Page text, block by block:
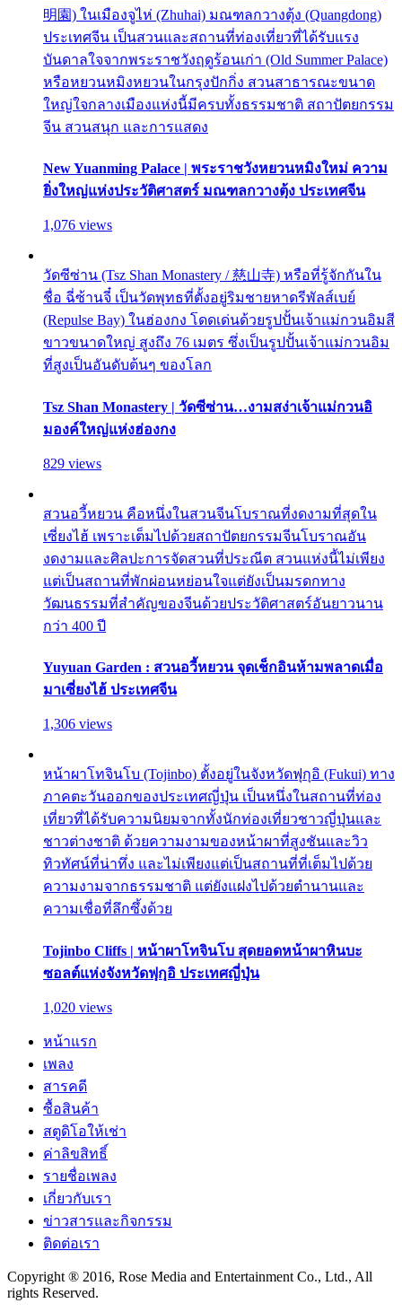
明園) ในเมืองจูไห่ (Zhuhai) มณฑลกวางตุ้ง (Quangdong)
ประเทศจีน เป็นสวนและสถานที่ท่องเที่ยวที่ได้รับแรง
บันดาลใจจากพระราชวังฤดูร้อนเก่า (Old Summer Palace)
หรือหยวนหมิงหยวนในกรุงปักกิ่ง สวนสาธารณะขนาด
ใหญ่ใจกลางเมืองแห่งนี้มีครบทั้งธรรมชาติ สถาปัตยกรรม
จีน สวนสนุก และการแสดง
New Yuanming Palace | พระราชวังหยวนหมิงใหม่ ความ
ยิ่งใหญ่แห่งประวัติศาสตร์ มณฑลกวางตุ้ง ประเทศจีน
1,076 views
วัดซีซ่าน (Tsz Shan Monastery / 慈山寺) หรือที่รู้จักกันใน
ชื่อ ฉี่ซ้านจี๋ เป็นวัดพุทธที่ตั้งอยู่ริมชายหาดรีพัลส์เบย์
(Repulse Bay) ในฮ่องกง โดดเด่นด้วยรูปปั้นเจ้าแม่กวนอิมสี
ขาวขนาดใหญ่ สูงถึง 76 เมตร ซึ่งเป็นรูปปั้นเจ้าแม่กวนอิม
ที่สูงเป็นอันดับต้นๆ ของโลก
Tsz Shan Monastery | วัดซีซ่าน…งามสง่าเจ้าแม่กวนอิ
มองค์ใหญ่แห่งฮ่องกง
829 views
สวนอวี้หยวน คือหนึ่งในสวนจีนโบราณที่งดงามที่สุดใน
เซี่ยงไฮ้ เพราะเต็มไปด้วยสถาปัตยกรรมจีนโบราณอัน
งดงามและศิลปะการจัดสวนที่ประณีต สวนแห่งนี้ไม่เพียง
แต่เป็นสถานที่พักผ่อนหย่อนใจแต่ยังเป็นมรดกทาง
วัฒนธรรมที่สำคัญของจีนด้วยประวัติศาสตร์อันยาวนาน
กว่า 400 ปี
Yuyuan Garden : สวนอวี้หยวน จุดเช็กอินห้ามพลาดเมื่อ
มาเซี่ยงไฮ้ ประเทศจีน
1,306 views
หน้าผาโทจินโบ (Tojinbo) ตั้งอยู่ในจังหวัดฟุกุอิ (Fukui) ทาง
ภาคตะวันออกของประเทศญี่ปุ่น เป็นหนึ่งในสถานที่ท่อง
เที่ยวที่ได้รับความนิยมจากทั้งนักท่องเที่ยวชาวญี่ปุ่นและ
ชาวต่างชาติ ด้วยความงามของหน้าผาที่สูงชันและวิว
ทิวทัศน์ที่น่าทึ่ง และไม่เพียงแต่เป็นสถานที่ที่เต็มไปด้วย
ความงามจากธรรมชาติ แต่ยังแฝงไปด้วยตำนานและ
ความเชื่อที่ลึกซึ้งด้วย
Tojinbo Cliffs | หน้าผาโทจินโบ สุดยอดหน้าผาหินบะ
ซอลต์แห่งจังหวัดฟุกุอิ ประเทศญี่ปุ่น
1,020 views
หน้าแรก
เพลง
สารคดี
ซื้อสินค้า
สตูดิโอให้เช่า
ค่าลิขสิทธิ์
รายชื่อเพลง
เกี่ยวกับเรา
ข่าวสารและกิจกรรม
ติดต่อเรา
Copyright ® 2016, Rose Media and Entertainment Co., Ltd., All
rights Reserved.